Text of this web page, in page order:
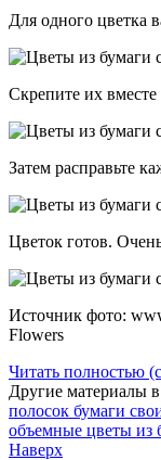
Для одного цветка
Скрепите их
Затем расправьте
Цветок готов.
Источник фото:
Flowers
Читать полностью
Другие материалы
полосок бумаги
объемные цветы из
Наверх